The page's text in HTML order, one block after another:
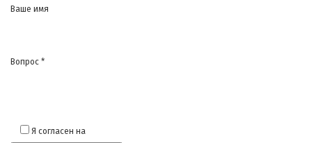
Ваше имя
Вопрос *
Я согласен на